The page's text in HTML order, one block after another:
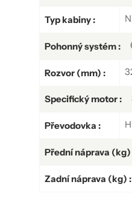
Typ kabiny :
Pohonný systém :
Rozvor (mm) :
Specifický motor :
Převodovka :
Přední náprava (kg)
Zadní náprava (kg) :